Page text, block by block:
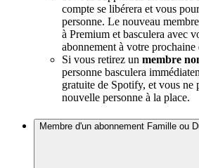
compte se libérera et vous
personne. Le nouveau
à Premium et basculera avec
abonnement à votre prochaine
Si vous retirez un membre
personne basculera
gratuite de Spotify, et vous ne
nouvelle personne à la place.
Membre d'un abonnement Famille ou